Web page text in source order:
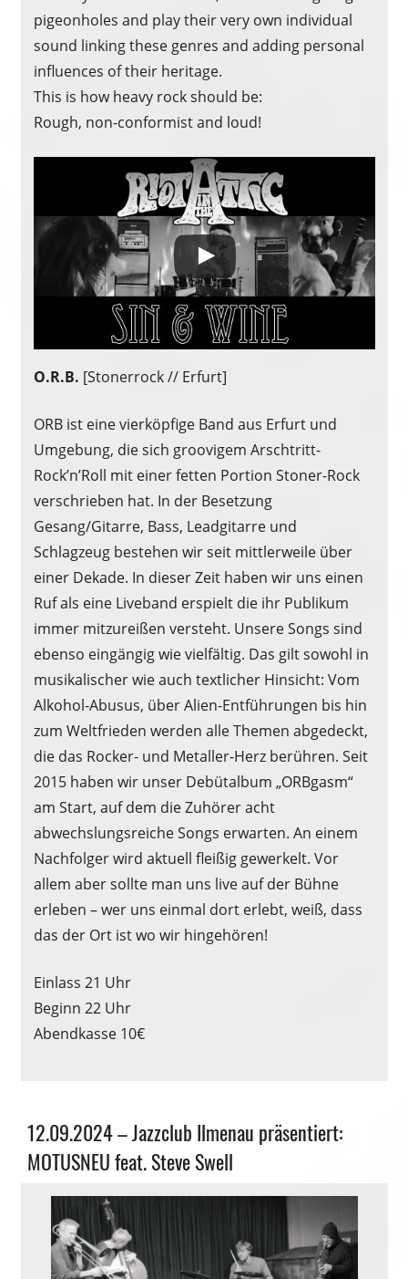
pigeonholes and play their very own individual
sound linking these genres and adding personal
influences of their heritage.
This is how heavy rock should be:
Rough, non-conformist and loud!
O.R.B. [Stonerrock // Erfurt]
ORB ist eine vierköpfige Band aus Erfurt und
Umgebung, die sich groovigem Arschtritt-
Rock’n’Roll mit einer fetten Portion Stoner-Rock
verschrieben hat. In der Besetzung
Gesang/Gitarre, Bass, Leadgitarre und
Schlagzeug bestehen wir seit mittlerweile über
einer Dekade. In dieser Zeit haben wir uns einen
Ruf als eine Liveband erspielt die ihr Publikum
immer mitzureißen versteht. Unsere Songs sind
ebenso eingängig wie vielfältig. Das gilt sowohl in
musikalischer wie auch textlicher Hinsicht: Vom
Alkohol-Abusus, über Alien-Entführungen bis hin
zum Weltfrieden werden alle Themen abgedeckt,
die das Rocker- und Metaller-Herz berühren. Seit
2015 haben wir unser Debütalbum „ORBgasm“
am Start, auf dem die Zuhörer acht
abwechslungsreiche Songs erwarten. An einem
Nachfolger wird aktuell fleißig gewerkelt. Vor
allem aber sollte man uns live auf der Bühne
erleben – wer uns einmal dort erlebt, weiß, dass
das der Ort ist wo wir hingehören!
Einlass 21 Uhr
Beginn 22 Uhr
Abendkasse 10€
Allgemein
12.09.2024 – Jazzclub Ilmenau präsentiert:
MOTUSNEU feat. Steve Swell